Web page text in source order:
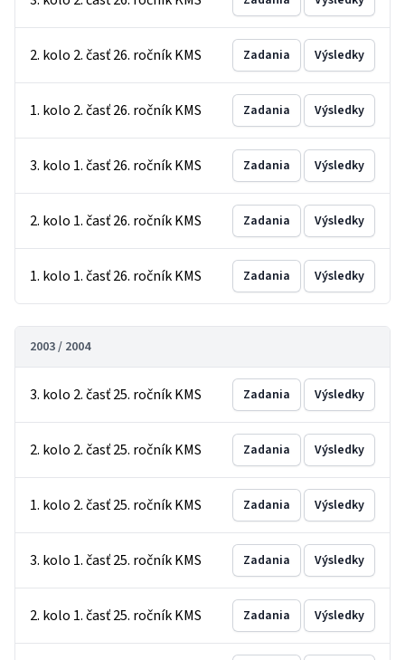
2. kolo 2. časť 26. ročník KMS Zadania Výsledky
1. kolo 2. časť 26. ročník KMS Zadania Výsledky
3. kolo 1. časť 26. ročník KMS Zadania Výsledky
2. kolo 1. časť 26. ročník KMS Zadania Výsledky
1. kolo 1. časť 26. ročník KMS Zadania Výsledky
2003 / 2004
3. kolo 2. časť 25. ročník KMS Zadania Výsledky
2. kolo 2. časť 25. ročník KMS Zadania Výsledky
1. kolo 2. časť 25. ročník KMS Zadania Výsledky
3. kolo 1. časť 25. ročník KMS Zadania Výsledky
2. kolo 1. časť 25. ročník KMS Zadania Výsledky